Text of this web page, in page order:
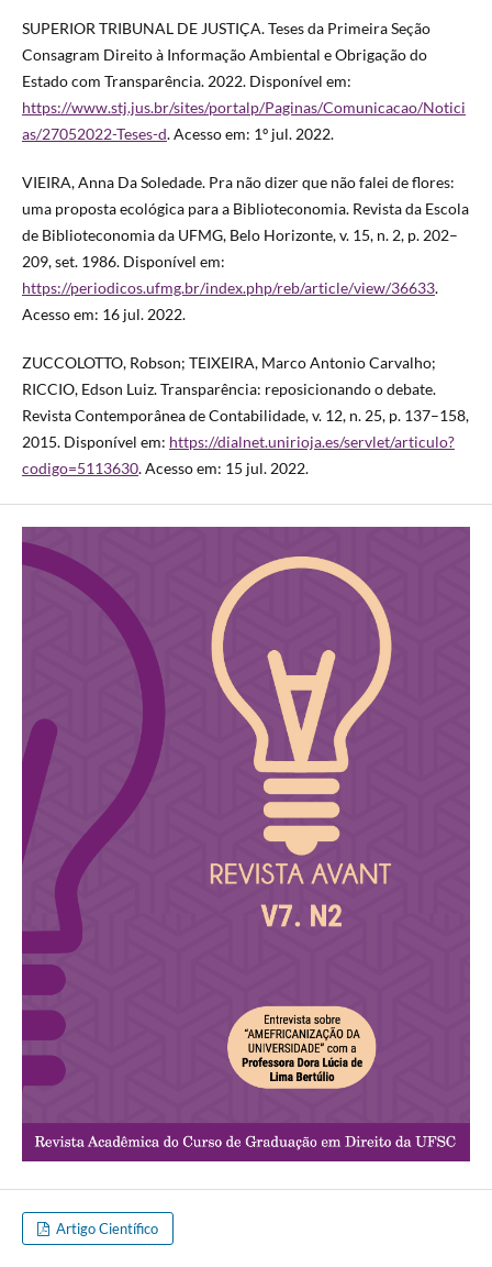
SUPERIOR TRIBUNAL DE JUSTIÇA. Teses da Primeira Seção
Consagram Direito à Informação Ambiental e Obrigação do
Estado com Transparência. 2022. Disponível em:
https://www.stj.jus.br/sites/portalp/Paginas/Comunicacao/Notici
as/27052022-Teses-d. Acesso em: 1º jul. 2022.
VIEIRA, Anna Da Soledade. Pra não dizer que não falei de flores:
uma proposta ecológica para a Biblioteconomia. Revista da Escola
de Biblioteconomia da UFMG, Belo Horizonte, v. 15, n. 2, p. 202–
209, set. 1986. Disponível em:
https://periodicos.ufmg.br/index.php/reb/article/view/36633.
Acesso em: 16 jul. 2022.
ZUCCOLOTTO, Robson; TEIXEIRA, Marco Antonio Carvalho;
RICCIO, Edson Luiz. Transparência: reposicionando o debate.
Revista Contemporânea de Contabilidade, v. 12, n. 25, p. 137–158,
2015. Disponível em: https://dialnet.unirioja.es/servlet/articulo?
codigo=5113630. Acesso em: 15 jul. 2022.
Artigo Científico